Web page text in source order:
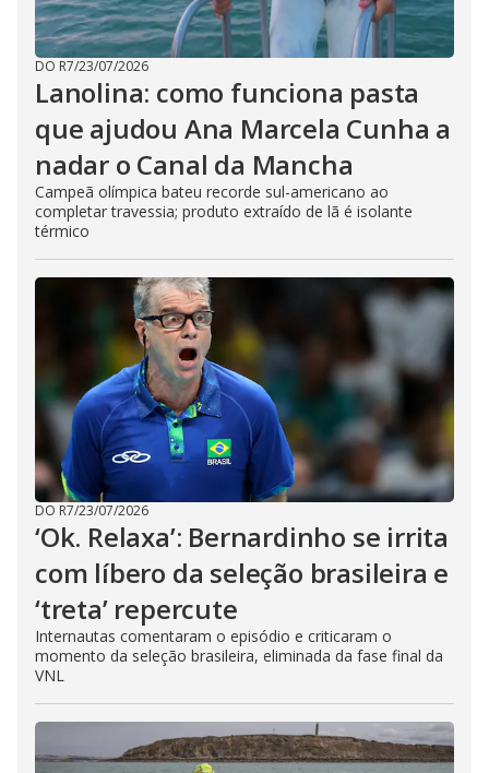
DO R7/23/07/2026
Lanolina: como funciona pasta
que ajudou Ana Marcela Cunha a
nadar o Canal da Mancha
Campeã olímpica bateu recorde sul-americano ao
completar travessia; produto extraído de lã é isolante
térmico
DO R7/23/07/2026
‘Ok. Relaxa’: Bernardinho se irrita
com líbero da seleção brasileira e
‘treta’ repercute
Internautas comentaram o episódio e criticaram o
momento da seleção brasileira, eliminada da fase final da
VNL